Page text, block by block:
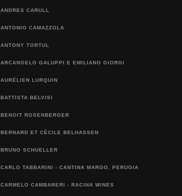
ANDRES CARULL
ANTONIO CAMAZZOLA
ANTONY TORTUL
ARCANGELO GALUPPI E EMILIANO GIORGI
AURÉLIEN LURQUIN
BATTISTA BELVISI
BENOIT ROSENBERGER
BERNARD ET CÉCILE BELHASSEN
BRUNO SCHUELLER
CARLO TABBARINI - CANTINA MARGO, PERUGIA
CARMELO CAMBARERI - RACINA WINES